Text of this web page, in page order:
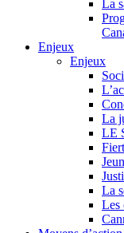
La
Enjeux
Enjeux
La
LE
La
Les